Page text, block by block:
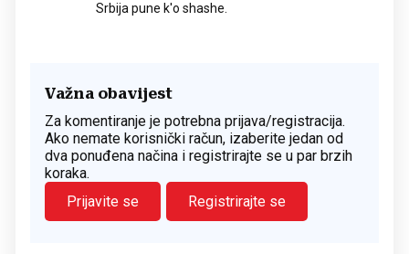
Srbija pune k'o shashe.
Važna obavijest
Za komentiranje je potrebna prijava/registracija.
Ako nemate korisnički račun, izaberite jedan od
dva ponuđena načina i registrirajte se u par brzih
koraka.
Prijavite se
Registrirajte se